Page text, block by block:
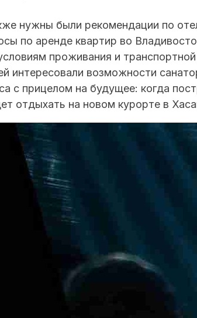
нужны были рекомендации по
по аренде квартир во
проживания и
интересовали возможности
с прицелом на будущее: когда
отдыхать на новом курорте в